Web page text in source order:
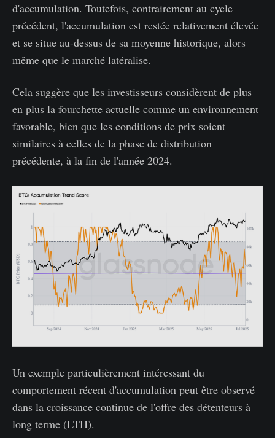
d'accumulation. Toutefois, contrairement au cycle
précédent, l'accumulation est restée relativement élevée
et se situe au-dessus de sa moyenne historique, alors
même que le marché latéralise.
Cela suggère que les investisseurs considèrent de plus
en plus la fourchette actuelle comme un environnement
favorable, bien que les conditions de prix soient
similaires à celles de la phase de distribution
précédente, à la fin de l'année 2024.
Un exemple particulièrement intéressant du
comportement récent d'accumulation peut être observé
dans la croissance continue de l'offre des détenteurs à
long terme (LTH).